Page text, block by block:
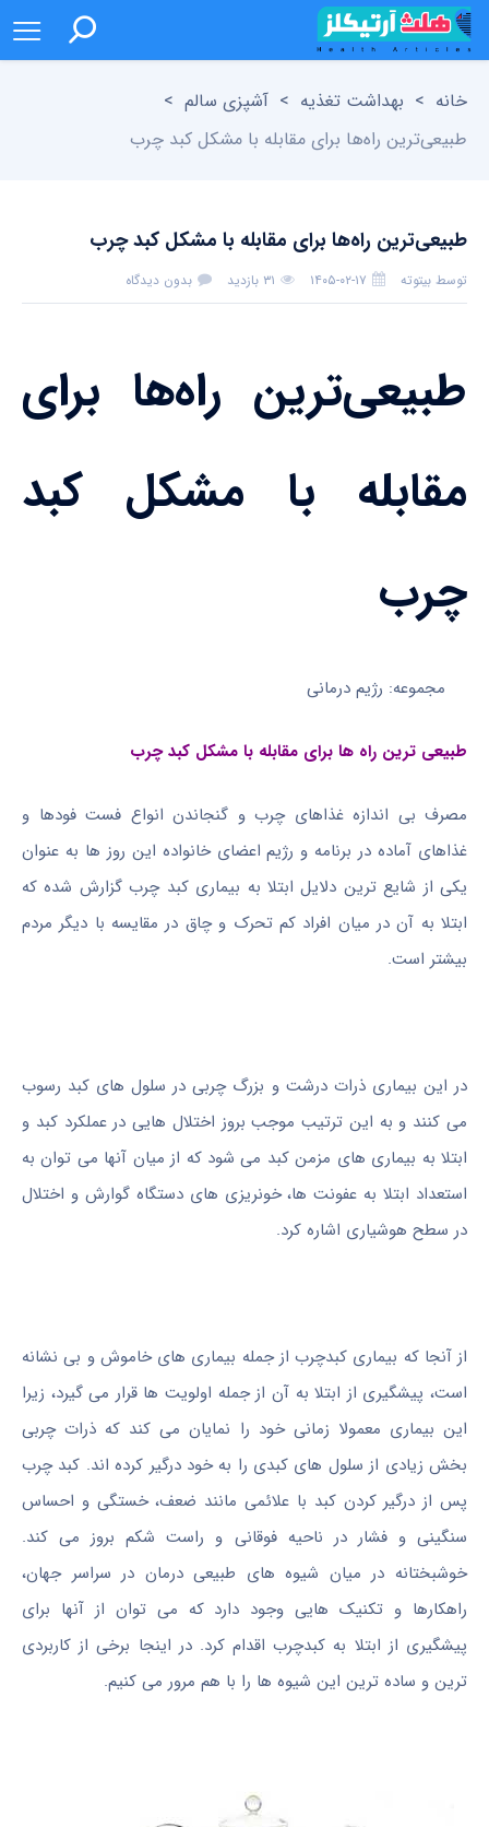
خانه > بهداشت تغذیه > آشپزی سالم >
طبیعی‌ترین راه‌ها برای مقابله با مشکل کبد چرب
طبیعی‌ترین راه‌ها برای مقابله با مشکل کبد چرب
توسط بیتوته ۱۴۰۵-۰۲-۱۷ ۳۱ بازدید بدون دیدگاه
طبیعی‌ترین راه‌ها برای
مقابله با مشکل کبد
چرب
مجموعه: رژیم درمانی
طبیعی ترین راه ها برای مقابله با مشکل کبد چرب
مصرف بی اندازه غذاهای چرب و گنجاندن انواع فست فودها و
غذاهای آماده در برنامه و رژیم اعضای خانواده این روز ها به عنوان
یکی از شایع ترین دلایل ابتلا به بیماری کبد چرب گزارش شده که
ابتلا به آن در میان افراد کم تحرک و چاق در مقایسه با دیگر مردم
بیشتر است.
در این بیماری ذرات درشت و بزرگ چربی در سلول های کبد رسوب
می کنند و به این ترتیب موجب بروز اختلال هایی در عملکرد کبد و
ابتلا به بیماری های مزمن کبد می شود که از میان آنها می توان به
استعداد ابتلا به عفونت ها، خونریزی های دستگاه گوارش و اختلال
در سطح هوشیاری اشاره کرد.
از آنجا که بیماری کبدچرب از جمله بیماری های خاموش و بی نشانه
است، پیشگیری از ابتلا به آن از جمله اولویت ها قرار می گیرد، زیرا
این بیماری معمولا زمانی خود را نمایان می کند که ذرات چربی
بخش زیادی از سلول های کبدی را به خود درگیر کرده اند. کبد چرب
پس از درگیر کردن کبد با علائمی مانند ضعف، خستگی و احساس
سنگینی و فشار در ناحیه فوقانی و راست شکم بروز می کند.
خوشبختانه در میان شیوه های طبیعی درمان در سراسر جهان،
راهکارها و تکنیک هایی وجود دارد که می توان از آنها برای
پیشگیری از ابتلا به کبدچرب اقدام كرد. در اینجا برخی از کاربردی
ترین و ساده ترین این شیوه ها را با هم مرور می کنیم.